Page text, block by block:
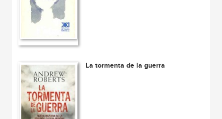
La tormenta de la guerra